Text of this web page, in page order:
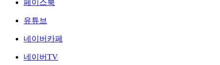
페이스북
유튜브
네이버카페
네이버TV